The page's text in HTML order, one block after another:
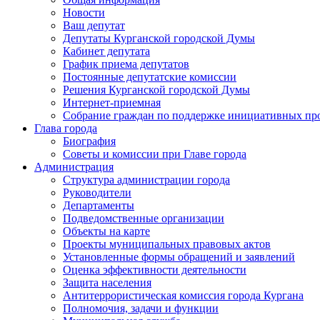
Новости
Ваш депутат
Депутаты Курганской городской Думы
Кабинет депутата
График приема депутатов
Постоянные депутатские комиссии
Решения Курганской городской Думы
Интернет-приемная
Собрание граждан по поддержке инициативных
Глава города
Биография
Советы и комиссии при Главе города
Администрация
Структура администрации города
Руководители
Департаменты
Подведомственные организации
Объекты на карте
Проекты муниципальных правовых актов
Установленные формы обращений и заявлений
Оценка эффективности деятельности
Защита населения
Антитеррористическая комиссия города Кургана
Полномочия, задачи и функции